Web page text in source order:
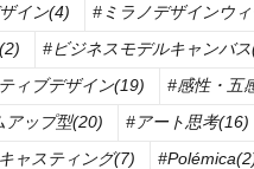
イン(4)
#ミラノデザインウ
#ビジネスモデルキャンバ
ィブデザイン(19)
#感性・五
アップ型(20)
#アート思考(16)
ャスティング(7)